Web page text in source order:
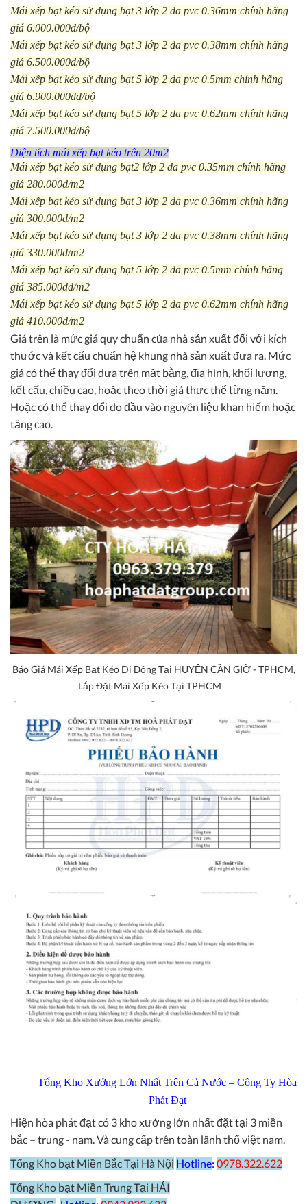
Mái xếp bạt kéo sử dụng bạt 3 lớp 2 da pvc 0.36mm chính hãng
giá 6.000.000d/bộ
Mái xếp bạt kéo sử dụng bạt 3 lớp 2 da pvc 0.38mm chính hãng
giá 6.500.000d/bộ
Mái xếp bạt kéo sử dụng bạt 5 lớp 2 da pvc 0.5mm chính hãng
giá 6.900.000dd/bộ
Mái xếp bạt kéo sử dụng bạt 5 lớp 2 da pvc 0.62mm chính hãng
giá 7.500.000d/bộ
Diện tích mái xếp bạt kéo trên 20m2
Mái xếp bạt kéo sử dụng bạt2 lớp 2 da pvc 0.35mm chính hãng
giá 280.000d/m2
Mái xếp bạt kéo sử dụng bạt 3 lớp 2 da pvc 0.36mm chính hãng
giá 300.000d/m2
Mái xếp bạt kéo sử dụng bạt 3 lớp 2 da pvc 0.38mm chính hãng
giá 330.000d/m2
Mái xếp bạt kéo sử dụng bạt 5 lớp 2 da pvc 0.5mm chính hãng
giá 385.000dd/m2
Mái xếp bạt kéo sử dụng bạt 5 lớp 2 da pvc 0.62mm chính hãng
giá 410.000d/m2
Giá trên là mức giá quy chuẩn của nhà sản xuất đối với kích
thước và kết cấu chuẩn hệ khung nhà sản xuất đưa ra. Mức
giá có thể thay đổi dựa trên mặt bằng, địa hình, khối lượng,
kết cấu, chiều cao, hoặc theo thời giá thực thể từng năm.
Hoặc có thể thay đổi do đầu vào nguyên liệu khan hiếm hoặc
tăng cao.
Báo Giá Mái Xếp Bạt Kéo Di Động Tại HUYỆN CẦN GIỜ - TPHCM,
Lắp Đặt Mái Xếp Kéo Tại TPHCM
Tổng Kho Xưởng Lớn Nhất Trên Cả Nước – Công Ty Hòa
Phát Đạt
Hiện hòa phát đạt có 3 kho xưởng lớn nhất đặt tại 3 miền
bắc – trung - nam. Và cung cấp trên toàn lãnh thổ việt nam.
Tổng Kho bạt Miền Bắc Tại Hà Nội Hotline: 0978.322.622
Tổng Kho bạt Miền Trung Tại HẢI